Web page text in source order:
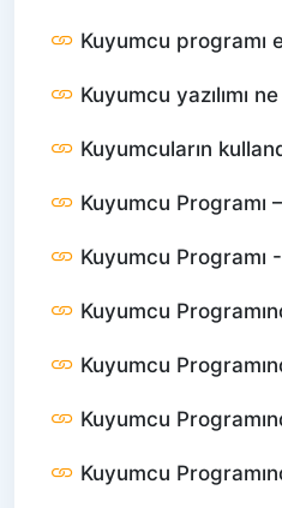
Kuyumcu programı
Kuyumcu yazılımı
Kuyumcuların
Kuyumcu Programı
Kuyumcu Programı
Kuyumcu
Kuyumcu
Kuyumcu
Kuyumcu